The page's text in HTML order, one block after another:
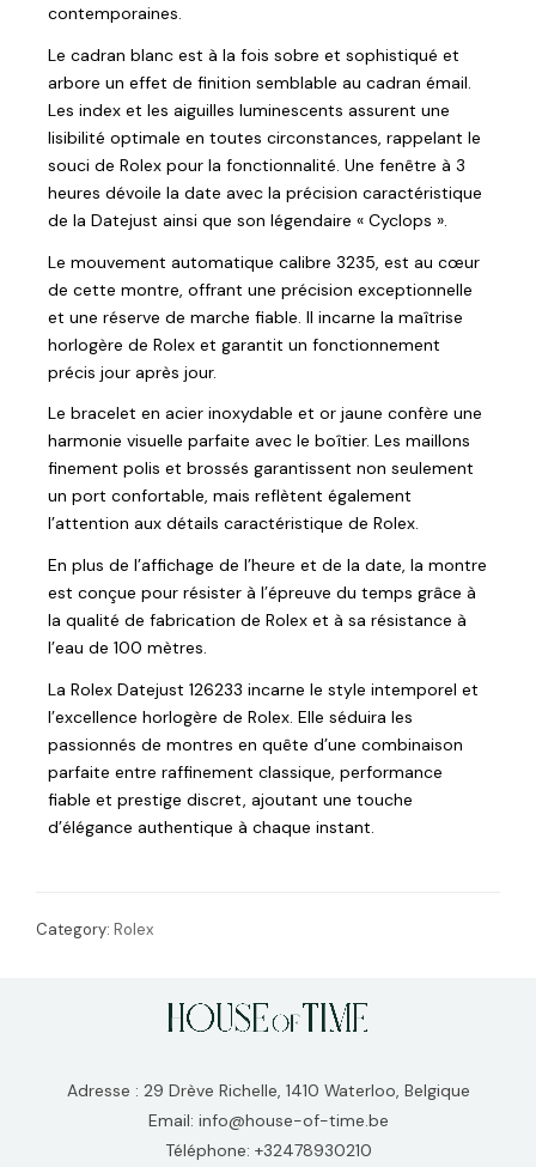
contemporaines.
Le cadran blanc est à la fois sobre et sophistiqué et
arbore un effet de finition semblable au cadran émail.
Les index et les aiguilles luminescents assurent une
lisibilité optimale en toutes circonstances, rappelant le
souci de Rolex pour la fonctionnalité. Une fenêtre à 3
heures dévoile la date avec la précision caractéristique
de la Datejust ainsi que son légendaire « Cyclops ».
Le mouvement automatique calibre 3235, est au cœur
de cette montre, offrant une précision exceptionnelle
et une réserve de marche fiable. Il incarne la maîtrise
horlogère de Rolex et garantit un fonctionnement
précis jour après jour.
Le bracelet en acier inoxydable et or jaune confère une
harmonie visuelle parfaite avec le boîtier. Les maillons
finement polis et brossés garantissent non seulement
un port confortable, mais reflètent également
l’attention aux détails caractéristique de Rolex.
En plus de l’affichage de l’heure et de la date, la montre
est conçue pour résister à l’épreuve du temps grâce à
la qualité de fabrication de Rolex et à sa résistance à
l’eau de 100 mètres.
La Rolex Datejust 126233 incarne le style intemporel et
l’excellence horlogère de Rolex. Elle séduira les
passionnés de montres en quête d’une combinaison
parfaite entre raffinement classique, performance
fiable et prestige discret, ajoutant une touche
d’élégance authentique à chaque instant.
Category: Rolex
Adresse : 29 Drève Richelle, 1410 Waterloo, Belgique
Email: info@house-of-time.be
Téléphone: +32478930210